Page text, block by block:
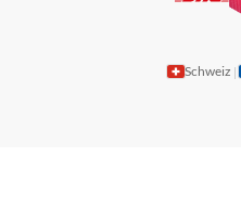
Schweiz |